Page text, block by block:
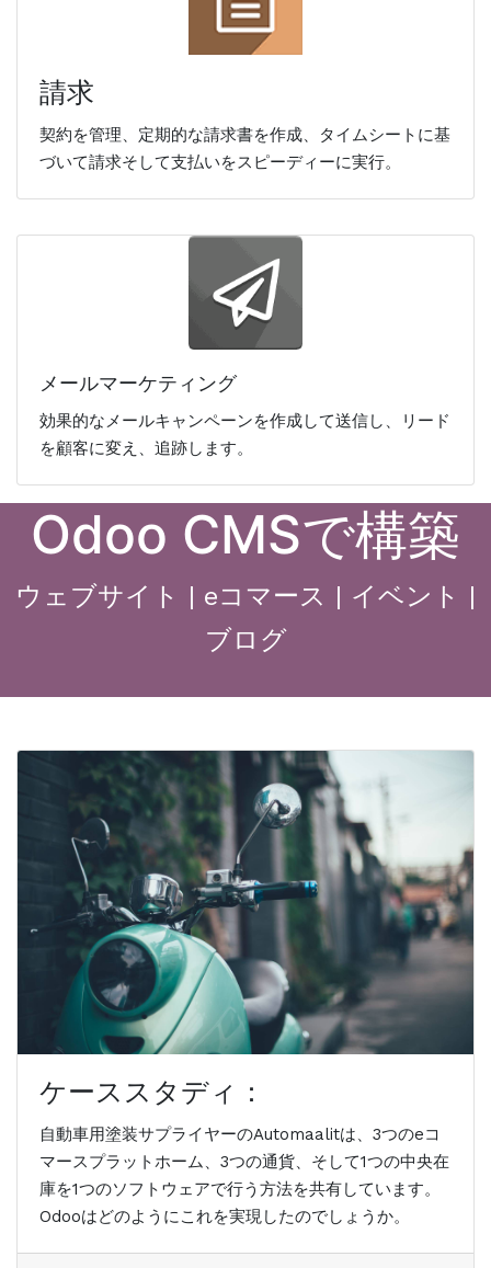
請求
契約を管理、定期的な請求書を作成、タイムシートに基
づいて請求そして支払いをスピーディーに実行。
メールマーケティング
効果的なメールキャンペーンを作成して送信し、リード
を顧客に変え、追跡します。
Odoo CMSで構築
ウェブサイト | eコマース | イベント |
ブログ
ケーススタディ：
自動車用塗装サプライヤーのAutomaalitは、3つのeコ
マースプラットホーム、3つの通貨、そして1つの中央在
庫を1つのソフトウェアで行う方法を共有しています。
Odooはどのようにこれを実現したのでしょうか。